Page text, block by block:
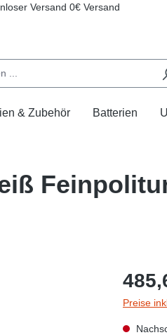
Versand 0€ Versand
& Zubehör Batterien
Preise